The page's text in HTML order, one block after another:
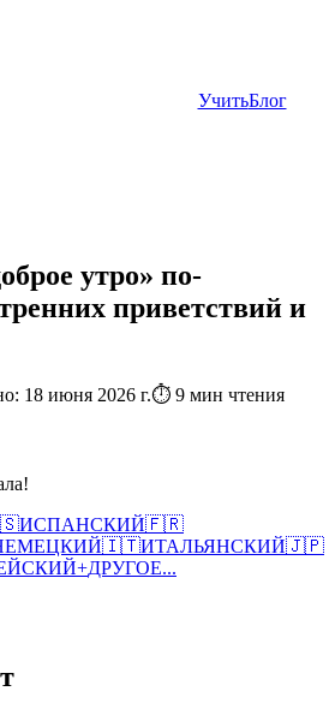
УчитьБлог
утро» по-
приветствий и
18 июня 2026 г.⏱ 9 мин чтения
ИСПАНСКИЙ🇫🇷
🇮🇹ИТАЛЬЯНСКИЙ🇯🇵
+ДРУГОЕ...